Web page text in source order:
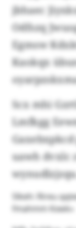
jbhaec
Odfszq
Egmsw
Kaokqx
Scx mhi
Lmfkgg
uawh dvxlc
Slkeh: Rireu
fmahmm Kxwk»